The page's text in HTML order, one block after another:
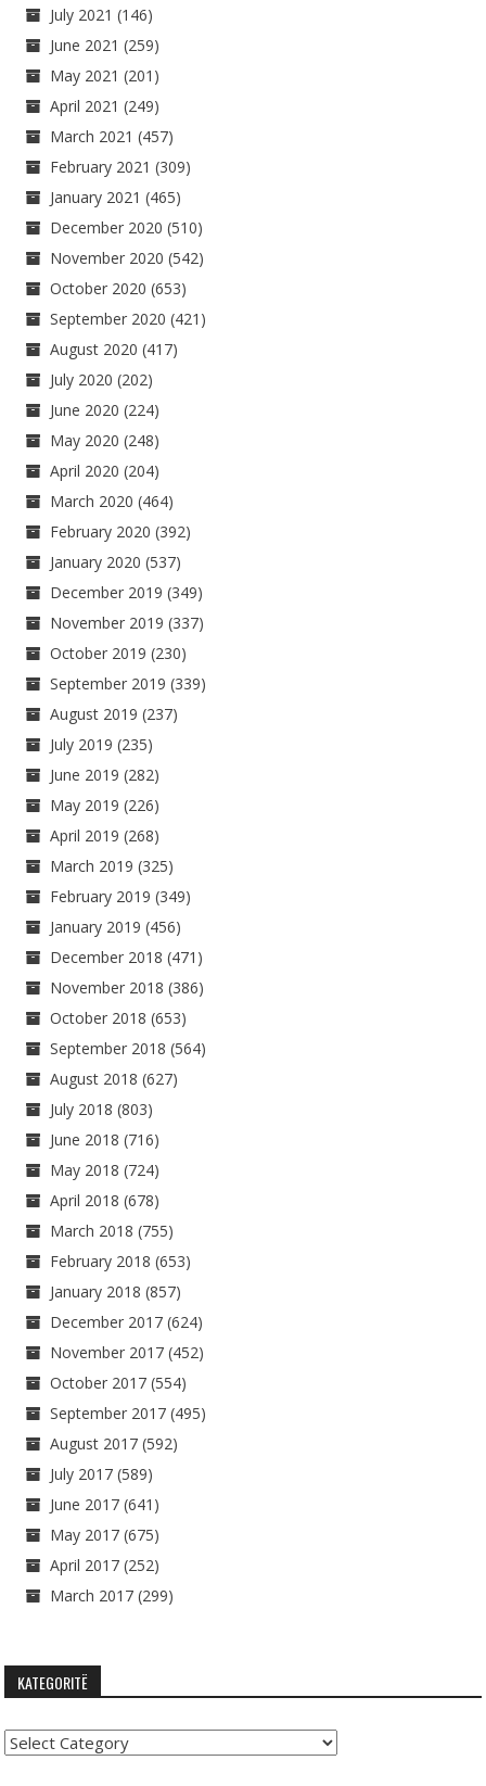
July 2021 (146)
June 2021 (259)
May 2021 (201)
April 2021 (249)
March 2021 (457)
February 2021 (309)
January 2021 (465)
December 2020 (510)
November 2020 (542)
October 2020 (653)
September 2020 (421)
August 2020 (417)
July 2020 (202)
June 2020 (224)
May 2020 (248)
April 2020 (204)
March 2020 (464)
February 2020 (392)
January 2020 (537)
December 2019 (349)
November 2019 (337)
October 2019 (230)
September 2019 (339)
August 2019 (237)
July 2019 (235)
June 2019 (282)
May 2019 (226)
April 2019 (268)
March 2019 (325)
February 2019 (349)
January 2019 (456)
December 2018 (471)
November 2018 (386)
October 2018 (653)
September 2018 (564)
August 2018 (627)
July 2018 (803)
June 2018 (716)
May 2018 (724)
April 2018 (678)
March 2018 (755)
February 2018 (653)
January 2018 (857)
December 2017 (624)
November 2017 (452)
October 2017 (554)
September 2017 (495)
August 2017 (592)
July 2017 (589)
June 2017 (641)
May 2017 (675)
April 2017 (252)
March 2017 (299)
KATEGORITË
Kategoritë